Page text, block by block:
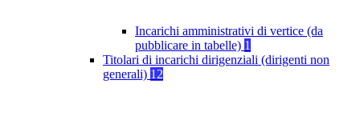
Incarichi amministrativi di vertice (da
pubblicare in tabelle) 1
Titolari di incarichi dirigenziali (dirigenti non
generali) 12